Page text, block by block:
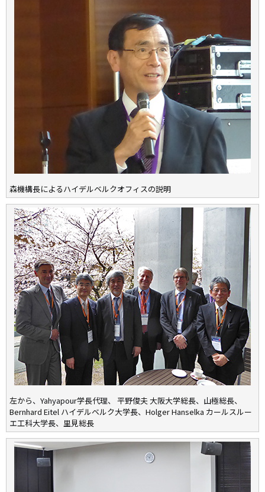
森機構長によるハイデルベルクオフィスの説明
左から、Yahyapour学長代理、 平野俊夫大阪大学総長、山極総長、
Bernhard Eitel ハイデルベルク大学長、Holger Hanselka カールスルー
エ工科大学長、里見総長